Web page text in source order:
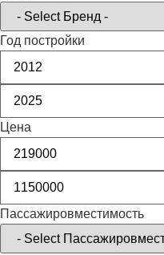
Год постройки
Цена
Пассажировместимость